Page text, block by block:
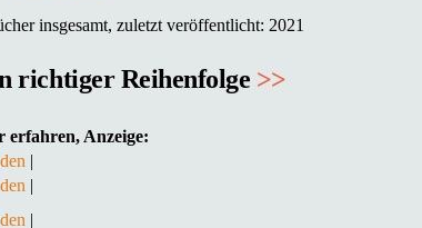
insgesamt, zuletzt veröffentlicht: 2021
richtiger Reihenfolge >>
erfahren, Anzeige:
|
|
|